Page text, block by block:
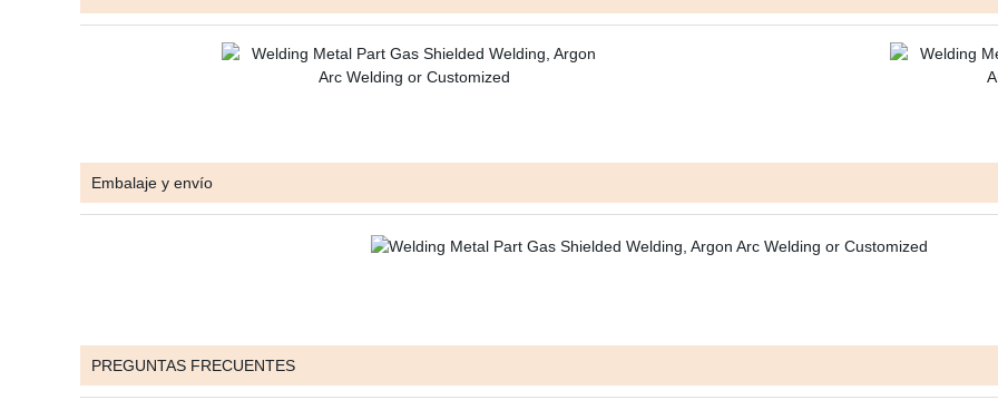
Embalaje y envío
PREGUNTAS FRECUENTES